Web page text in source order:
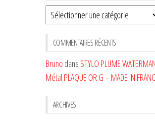
Sélectionnez
une
CATÉGORIE
COMMENTAIRES RÉCENTS
Bruno dans STYLO PLUME
Métal PLAQUE OR G – MADE IN
ARCHIVES